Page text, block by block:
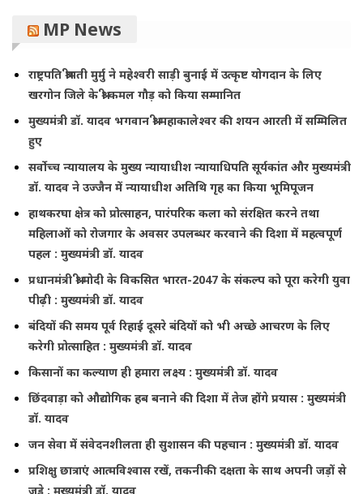
MP News
राष्ट्रपति श्रीमती मुर्मु ने महेश्वरी साड़ी बुनाई में उत्कृष्ट योगदान के लिए
खरगोन जिले के श्री कमल गौड़ को किया सम्मानित
मुख्यमंत्री डॉ. यादव भगवान श्री महाकालेश्‍वर की शयन आरती में सम्मिलित
हुए
सर्वोच्च न्यायालय के मुख्‍य न्‍यायाधीश न्यायाधिपति सूर्यकांत और मुख्यमंत्री
डॉ. यादव ने उज्जैन में न्यायाधीश अतिथि गृह का किया भूमिपूजन
हाथकरघा क्षेत्र को प्रोत्साहन, पारंपरिक कला को संरक्षित करने तथा
महिलाओं को रोजगार के अवसर उपलब्धर करवाने की दिशा में महत्वपूर्ण
पहल : मुख्यमंत्री डॉ. यादव
प्रधानमंत्री श्री मोदी के विकसित भारत-2047 के संकल्प को पूरा करेगी युवा
पीढ़ी : मुख्यमंत्री डॉ. यादव
बंदियों की समय पूर्व रिहाई दूसरे बंदियों को भी अच्छे आचरण के लिए
करेगी प्रोत्साहित : मुख्यमंत्री डॉ. यादव
किसानों का कल्याण ही हमारा लक्ष्य : मुख्यमंत्री डॉ. यादव
छिंदवाड़ा को औद्योगिक हब बनाने की दिशा में तेज होंगे प्रयास : मुख्यमंत्री
डॉ. यादव
जन सेवा में संवेदनशीलता ही सुशासन की पहचान : मुख्यमंत्री डॉ. यादव
प्रशिक्षु छात्राएं आत्मविश्वास रखें, तकनीकी दक्षता के साथ अपनी जड़ों से
जुड़े : मुख्यमंत्री डॉ. यादव